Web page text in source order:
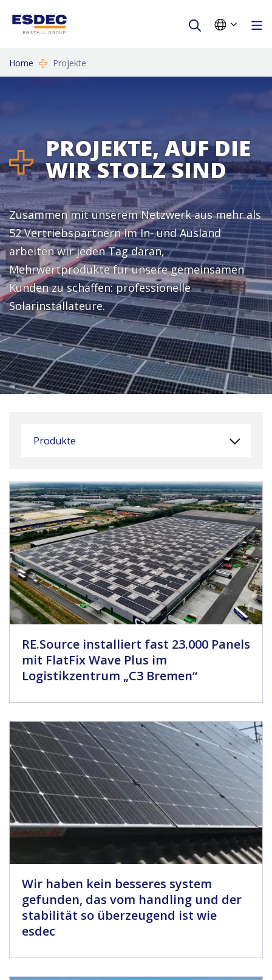
Home Projekte
PROJEKTE, AUF DIE
WIR STOLZ SIND
Zusammen mit unserem Netzwerk aus mehr als
52 Vertriebspartnern im In- und Ausland
arbeiten wir jeden Tag daran,
Mehrwertprodukte für unsere gemeinsamen
Kunden zu schaffen: professionelle
Solarinstallateure.
Produkte
RE.Source installiert fast 23.000 Panels
mit FlatFix Wave Plus im
Logistikzentrum „C3 Bremen“
Wir haben kein besseres system
gefunden, das vom handling und der
stabilität so überzeugend ist wie
esdec